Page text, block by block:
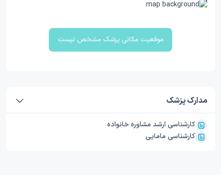
موقعیت مکانی پزشک مشخص نیست
مدارک پزشک
کارشناسی ارشد مشاوره خانواده
کارشناسی مامایی